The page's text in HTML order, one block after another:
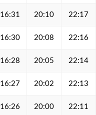
16:31 20:10 22:17
16:30 20:08 22:16
16:28 20:05 22:14
16:27 20:02 22:13
16:26 20:00 22:11